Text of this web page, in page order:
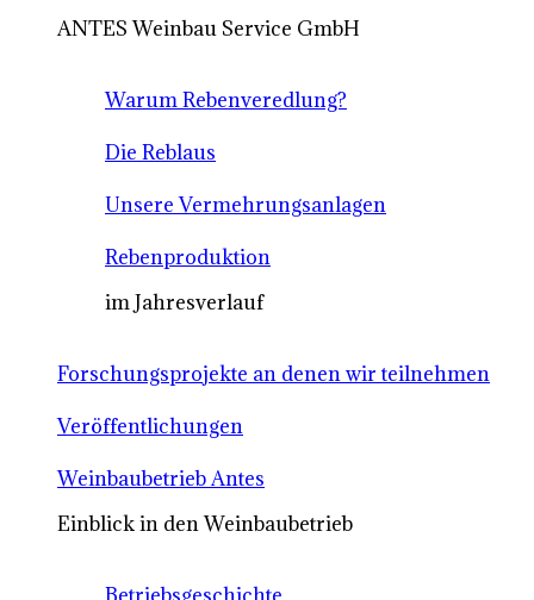
ANTES Weinbau Service GmbH
Warum Rebenveredlung?
Die Reblaus
Unsere Vermehrungsanlagen
Rebenproduktion
im Jahresverlauf
Forschungsprojekte an denen wir teilnehmen
Veröffentlichungen
Weinbaubetrieb Antes
Einblick in den Weinbaubetrieb